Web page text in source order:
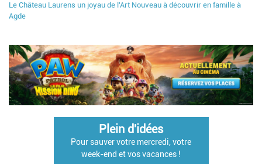
Le Château Laurens un joyau de l'Art Nouveau à découvrir en famille à
Agde
Plein d'idées
Pour sauver votre mercredi, votre
week-end et vos vacances !